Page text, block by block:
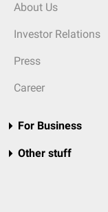
About Us
Investor Relations
Press
Career
For Business
Other stuff